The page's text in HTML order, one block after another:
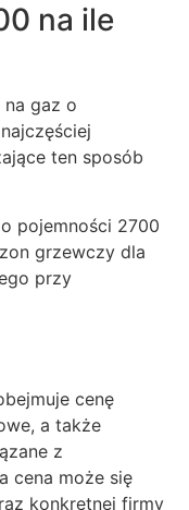
na ile
gaz o
ten sposób
pojemności 2700
grzewczy dla
przy
cenę
a także
z
cena może się
konkretnej firmy